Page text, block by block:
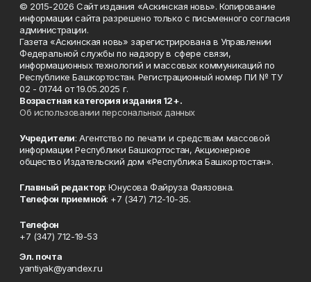
© 2015-2026 Сайт издания «Аскинская новь». Копирование
информации сайта разрешено только с письменного согласия
администрации.
Газета «Аскинская новь» зарегистрирована в Управлении
Федеральной службы по надзору в сфере связи,
информационных технологий и массовых коммуникаций по
Республике Башкортостан. Регистрационный номер ПИ № ТУ
02 - 01744 от 19.05.2025 г.
Возрастная категория издания 12+.
Об использовании персональных данных
Учредители: Агентство по печати и средствам массовой
информации Республики Башкортостан, Акционерное
общество Издательский дом «Республика Башкортостан».
Главный редактор: Юнусова Файруза Фаязовна.
Телефон приемной: +7 (347) 712-10-35.
Телефон
+7 (347) 712-19-53
Эл. почта
yantiyak@yandex.ru